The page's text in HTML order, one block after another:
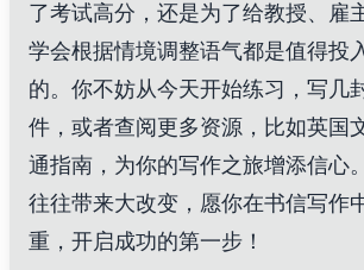
了考试高分，还是为了给教授、雇
学会根据情境调整语气都是值得投
的。你不妨从今天开始练习，写几
件，或者查阅更多资源，比如英国
通指南 ，为你的写作之旅增添信心
往往带来大改变，愿你在书信写作
重，开启成功的第一步！